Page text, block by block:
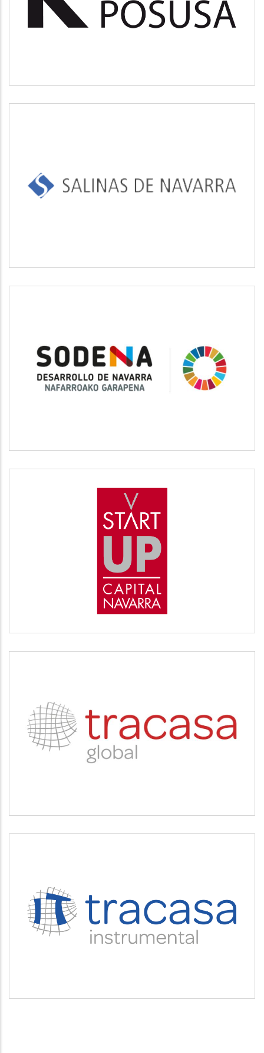
Medio ambiente
SALINAS DE NAVARRA
SODENA
Desarrollo empresarial
START UP
Desarrollo empresarial
TRACASA
Servicios tecnológicos y modernización
TRACASA INSTRUMENTAL
Servicios tecnológicos y modernización